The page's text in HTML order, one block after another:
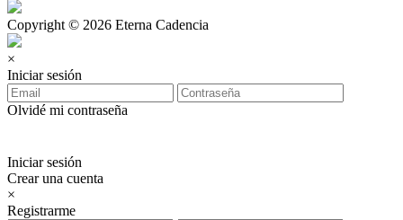
Copyright © 2026 Eterna Cadencia
×
Iniciar sesión
Olvidé mi contraseña
Iniciar sesión
Crear una cuenta
×
Registrarme